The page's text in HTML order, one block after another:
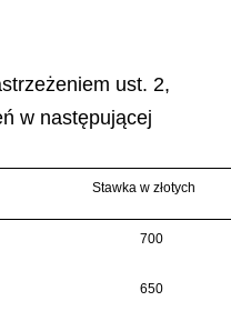
ust. 2,
w następującej
Stawka w złotych
700
650